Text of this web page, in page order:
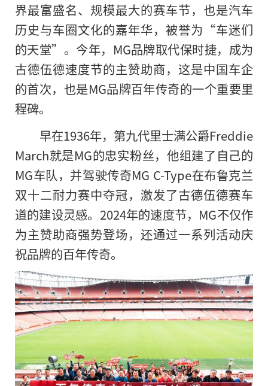
界最富盛名、规模最大的赛车节，也是汽车
历史与车圈文化的嘉年华，被誉为“车迷们
的天堂”。今年，MG品牌取代保时捷，成为
古德伍德速度节的主赞助商，这是中国车企
的首次，也是MG品牌百年传奇的一个重要里
程碑。
早在1936年，第九代里士满公爵Freddie
March就是MG的忠实粉丝，他组建了自己的
MG车队，并驾驶传奇MG C-Type在布鲁克兰
双十二耐力赛中夺冠，激发了古德伍德赛车
道的建设灵感。2024年的速度节，MG不仅作
为主赞助商强势登场，还通过一系列活动庆
祝品牌的百年传奇。